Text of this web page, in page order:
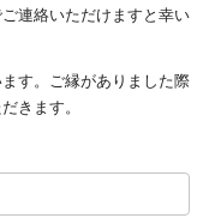
連絡いただけますと幸い
す。ご縁がありました際
きます。